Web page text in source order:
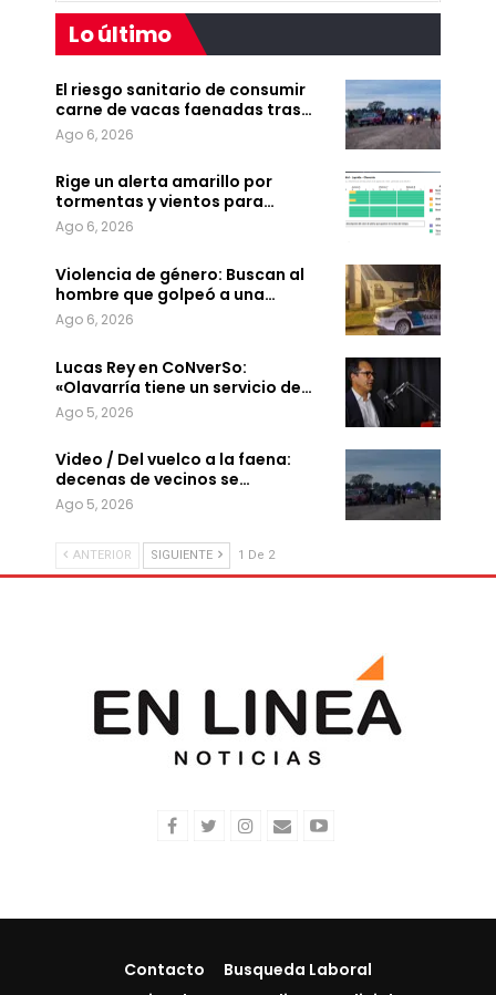
Lo último
El riesgo sanitario de consumir
carne de vacas faenadas tras…
Ago 6, 2026
Rige un alerta amarillo por
tormentas y vientos para…
Ago 6, 2026
Violencia de género: Buscan al
hombre que golpeó a una…
Ago 6, 2026
Lucas Rey en CoNverSo:
«Olavarría tiene un servicio de…
Ago 5, 2026
Video / Del vuelco a la faena:
decenas de vecinos se…
Ago 5, 2026
ANTERIOR SIGUIENTE 1 De 2
Contacto
Busqueda Laboral